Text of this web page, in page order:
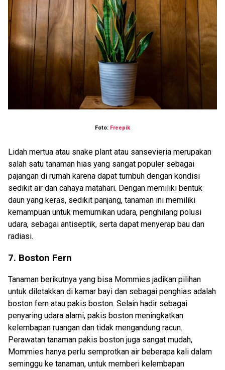
Foto: Freepik
Lidah mertua atau snake plant atau sansevieria merupakan
salah satu tanaman hias yang sangat populer sebagai
pajangan di rumah karena dapat tumbuh dengan kondisi
sedikit air dan cahaya matahari. Dengan memiliki bentuk
daun yang keras, sedikit panjang, tanaman ini memiliki
kemampuan untuk memurnikan udara, penghilang polusi
udara, sebagai antiseptik, serta dapat menyerap bau dan
radiasi.
7. Boston Fern
Tanaman berikutnya yang bisa Mommies jadikan pilihan
untuk diletakkan di kamar bayi dan sebagai penghias adalah
boston fern atau pakis boston. Selain hadir sebagai
penyaring udara alami, pakis boston meningkatkan
kelembapan ruangan dan tidak mengandung racun.
Perawatan tanaman pakis boston juga sangat mudah,
Mommies hanya perlu semprotkan air beberapa kali dalam
seminggu ke tanaman, untuk memberi kelembapan